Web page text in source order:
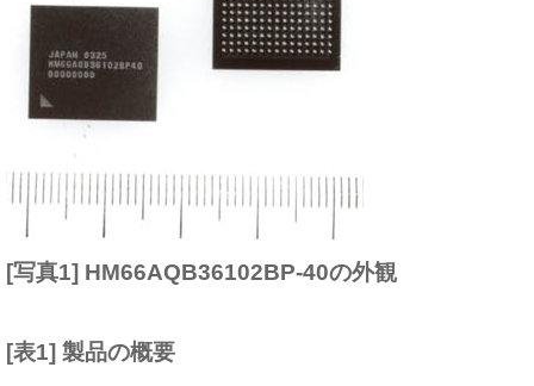
[写真1] HM66AQB36102BP-40の外観
[表1] 製品の概要